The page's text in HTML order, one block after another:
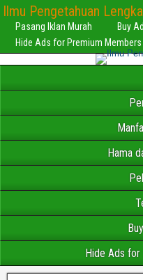
Ilmu Pengetahuan
Pasang Iklan Murah
Buy
Hide Ads for Premium Members
Hama
Hide Ads